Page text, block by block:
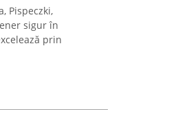
Pispeczki,
sigur în
prin